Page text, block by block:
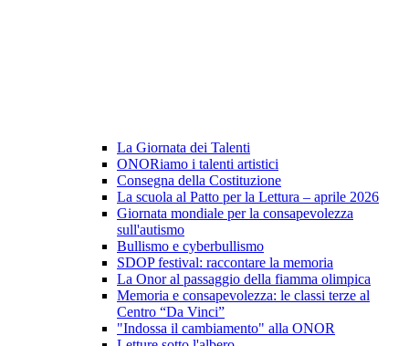
La Giornata dei Talenti
ONORiamo i talenti artistici
Consegna della Costituzione
La scuola al Patto per la Lettura – aprile 2026
Giornata mondiale per la consapevolezza
sull'autismo
Bullismo e cyberbullismo
SDOP festival: raccontare la memoria
La Onor al passaggio della fiamma olimpica
Memoria e consapevolezza: le classi terze al
Centro “Da Vinci”
"Indossa il cambiamento" alla ONOR